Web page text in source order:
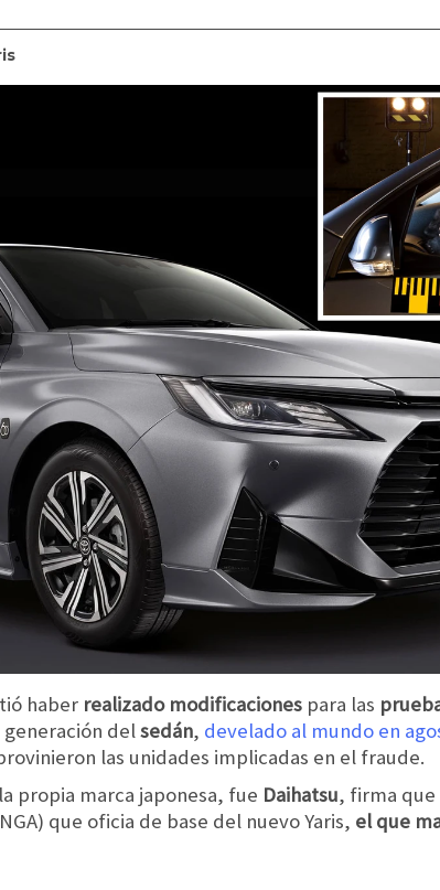
haber realizado modificaciones para las
delsedán, develado al mundo en
las unidades implicadas en el fraude.
propia marca japonesa, fue Daihatsu, firma
que oficia de base del nuevo Yaris, el que